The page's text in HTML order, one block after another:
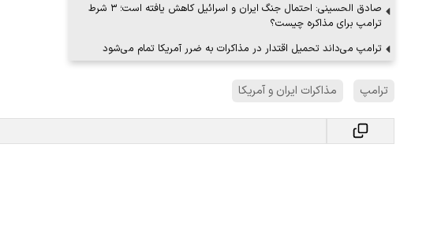
صادق الحسینی: احتمال جنگ ایران و اسرائیل کاهش یافته است؛ ۳ شرط
ترامپ برای مذاکره چیست؟
ترامپ می‌داند تحمیل اقتدار در مذاکرات به ضرر آمریکا تمام می‌شود
ترامپ مذاکرات ایران و آمریکا